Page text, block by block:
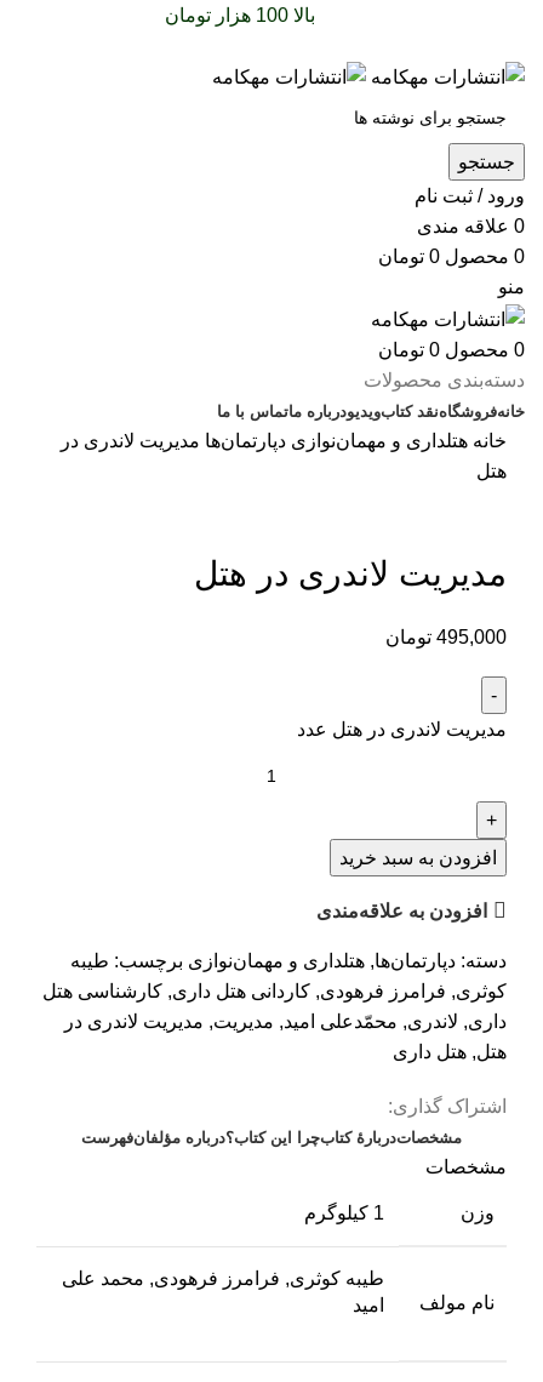
بالا 100 هزار تومان
جستجو
ورود / ثبت نام
0 علاقه مندی
0 محصول 0 تومان
منو
0 محصول 0 تومان
دسته‌بندی محصولات
خانهفروشگاهنقد کتابویدیودرباره‌ ماتماس با ما
خانه هتلداری و مهمان‌نوازی دپارتمان‌ها مدیریت لاندری در
هتل
مدیریت لاندری در هتل
495,000 تومان
مدیریت لاندری در هتل عدد
افزودن به سبد خرید
افزودن به علاقه‌مندی
دسته: دپارتمان‌ها, هتلداری و مهمان‌نوازی برچسب: طیبه
کوثری, فرامرز فرهودی, کاردانی هتل داری, کارشناسی هتل
داری, لاندری, محمّدعلی امید, مدیریت, مدیریت لاندری در
هتل, هتل داری
اشتراک گذاری:
مشخصاتدربارهٔ کتابچرا این کتاب؟درباره مؤلفانفهرست
مشخصات
وزن 1 کیلوگرم
نام مولف
طیبه کوثری, فرامرز فرهودی, محمد علی
امید